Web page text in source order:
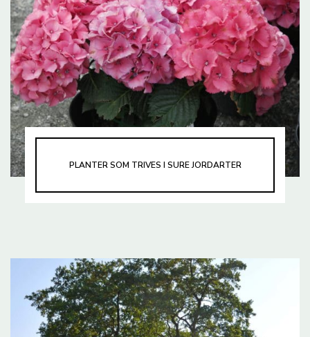
PLANTER SOM TRIVES I SURE JORDARTER